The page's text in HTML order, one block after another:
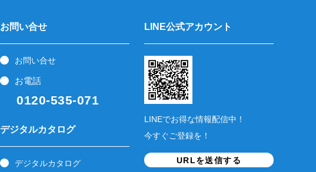
お問い合せ
お問い合せ
お電話
0120-535-071
デジタルカタログ
デジタルカタログ
LINE公式アカウント
LINEでお得な情報配信中！
今すぐご登録を！
URLを送信する